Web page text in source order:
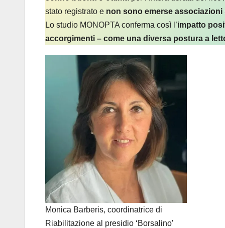
stato registrato e non sono emerse
Lo studio MONOPTA conferma così l’impatto
accorgimenti – come una diversa postura a
Monica Barberis, coordinatrice di
Riabilitazione al presidio ‘Borsalino’